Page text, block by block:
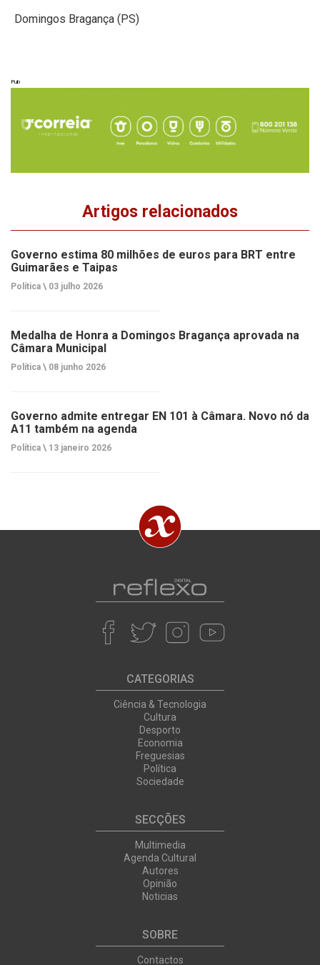
Domingos Bragança (PS)
Pub
Artigos relacionados
Governo estima 80 milhões de euros para BRT entre
Guimarães e Taipas
Política \ 03 julho 2026
Medalha de Honra a Domingos Bragança aprovada na
Câmara Municipal
Política \ 08 junho 2026
Governo admite entregar EN 101 à Câmara. Novo nó da
A11 também na agenda
Política \ 13 janeiro 2026
CATEGORIAS
Ciência & Tecnologia
Cultura
Desporto
Economia
Freguesias
Política
Sociedade
SECÇÕES
Multimedia
Agenda Cultural
Autores
Opinião
Noticias
SOBRE
Contactos